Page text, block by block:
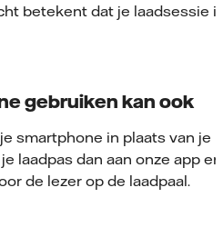
betekent dat je laadsessie
gebruiken kan ook
smartphone in plaats van je
laadpas dan aan onze app en
de lezer op de laadpaal.